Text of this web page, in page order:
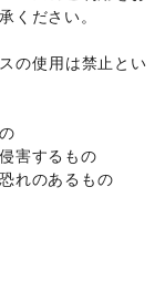
/
プロバイダ
行/定期宅配
事/リフォーム
ナンス
ください。
の使用は禁止とい
害するもの
れのあるもの